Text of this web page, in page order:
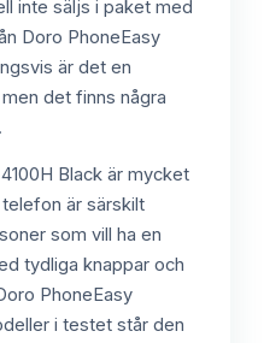
inte säljs i paket med
Doro PhoneEasy
är det en
det finns några
Black är mycket
är särskilt
som vill ha en
tydliga knappar och
PhoneEasy
i testet står den